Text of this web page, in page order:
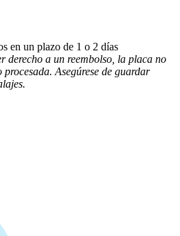
en un plazo de 1 o 2 días
derecho a un reembolso, la placa no
Asegúrese de guardar